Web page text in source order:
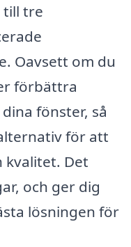
till tre
Oavsett om du
förbättra
fönster, så
för att
kvalitet. Det
och ger dig
lösningen för